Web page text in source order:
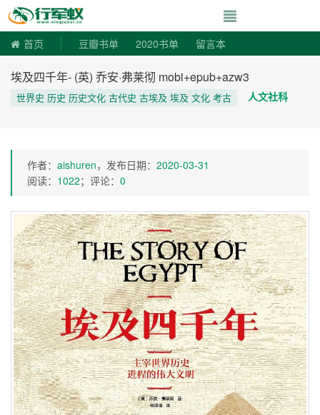
寻书令|走向自
首页 豆瓣书单 2020书单 留言本
埃及四千年- (英) 乔安·弗莱彻 mobi+epub+azw3
世界史 历史 历史文化 古代史 古埃及 埃及 文化 考古 人文社科
作者： aishuren，发布日期： 2020-03-31
阅读： 1022；评论： 0